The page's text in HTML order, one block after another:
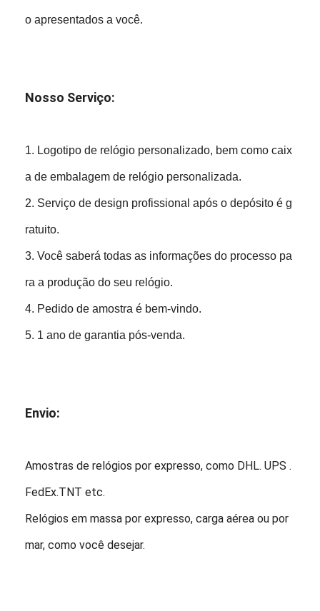
o apresentados a você.
Nosso Serviço:
1. Logotipo de relógio personalizado, bem como caix
a de embalagem de relógio personalizada.
2. Serviço de design profissional após o depósito é g
ratuito.
3. Você saberá todas as informações do processo pa
ra a produção do seu relógio.
4. Pedido de amostra é bem-vindo.
5. 1 ano de garantia pós-venda.
Envio:
Amostras de relógios por expresso, como DHL. UPS .
FedEx.TNT etc.
Relógios em massa por expresso, carga aérea ou por
mar, como você desejar.